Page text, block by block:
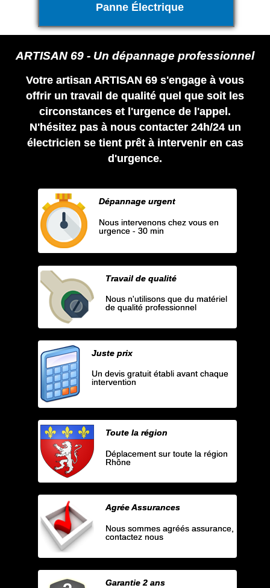
Panne Électrique
ARTISAN 69 - Un dépannage professionnel
Votre artisan ARTISAN 69 s'engage à vous
offrir un travail de qualité quel que soit les
circonstances et l'urgence de l'appel.
N'hésitez pas à nous contacter 24h/24 un
électricien se tient prêt à intervenir en cas
d'urgence.
Dépannage urgent
Nous intervenons chez vous en
urgence - 30 min
Travail de qualité
Nous n'utilisons que du matériel
de qualité professionnel
Juste prix
Un devis gratuit établi avant chaque
intervention
Toute la région
Déplacement sur toute la région
Rhône
Agrée Assurances
Nous sommes agréés assurance,
contactez nous
Garantie 2 ans